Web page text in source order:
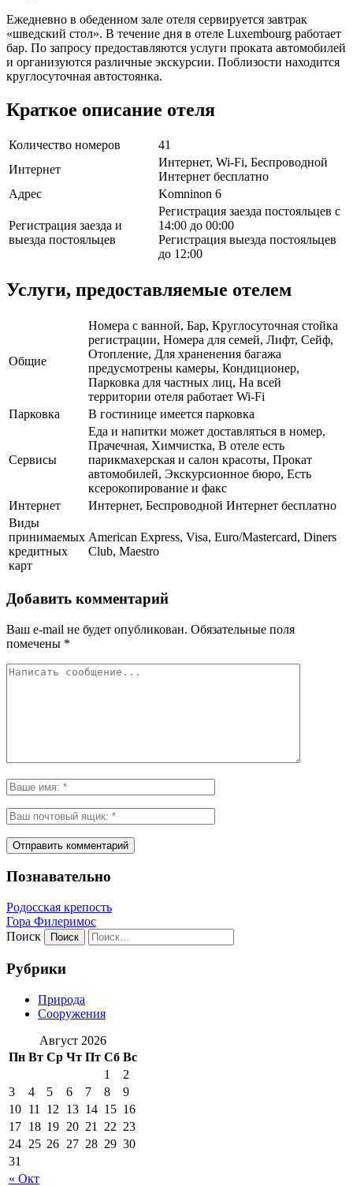
Ежедневно в обеденном зале отеля сервируется завтрак
«шведский стол». В течение дня в отеле Luxembourg работает
бар. По запросу предоставляются услуги проката автомобилей
и организуются различные экскурсии. Поблизости находится
круглосуточная автостоянка.
Краткое описание отеля
Количество номеров
41
Интернет
Интернет, Wi-Fi, Беспроводной
Интернет бесплатно
Адрес
Komninon 6
Регистрация заезда и
выезда постояльцев
Регистрация заезда постояльцев с
14:00 до 00:00
Регистрация выезда постояльцев
до 12:00
Услуги, предоставляемые отелем
Общие
Номера с ванной, Бар, Круглосуточная стойка
регистрации, Номера для семей, Лифт, Сейф,
Отопление, Для храненения багажа
предусмотрены камеры, Кондиционер,
Парковка для частных лиц, На всей
территории отеля работает Wi-Fi
Парковка
В гостинице имеется парковка
Сервисы
Еда и напитки может доставляться в номер,
Прачечная, Химчистка, В отеле есть
парикмахерская и салон красоты, Прокат
автомобилей, Экскурсионное бюро, Есть
ксерокопирование и факс
Интернет
Интернет, Беспроводной Интернет бесплатно
Виды
принимаемых
кредитных
карт
American Express, Visa, Euro/Mastercard, Diners
Club, Maestro
Добавить комментарий
Ваш e-mail не будет опубликован. Обязательные поля
помечены *
Познавательно
Родосская крепость
Гора Филеримос
Поиск
Рубрики
Природа
Сооружения
Август 2026
Пн Вт Ср Чт Пт Сб Вс
« Окт
1
2
3
4 5 6 7 8
9
10 11 12 13 14 15 16
17 18 19 20 21 22 23
24 25 26 27 28 29 30
31